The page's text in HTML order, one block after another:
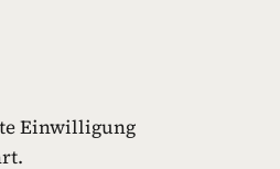
Einwilligung